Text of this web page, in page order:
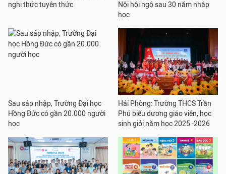
nghi thức tuyên thức
Nội hội ngộ sau 30 năm nhập
học
Sau sáp nhập, Trường Đại học
Hồng Đức có gần 20.000 người
học
Hải Phòng: Trường THCS Trần
Phú biểu dương giáo viên, học
sinh giỏi năm học 2025 -2026